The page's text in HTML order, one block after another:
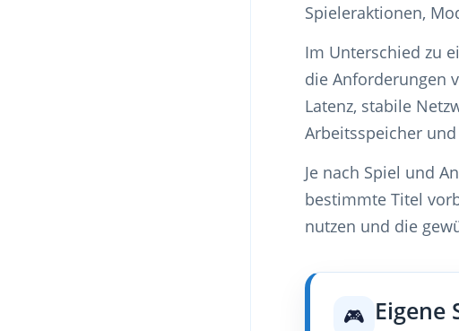
Spieleraktionen,
Im Unterschied zu
die Anforderungen
Latenz, stabile
Arbeitsspeicher
Je nach Spiel und
bestimmte Titel
nutzen und die
🎮